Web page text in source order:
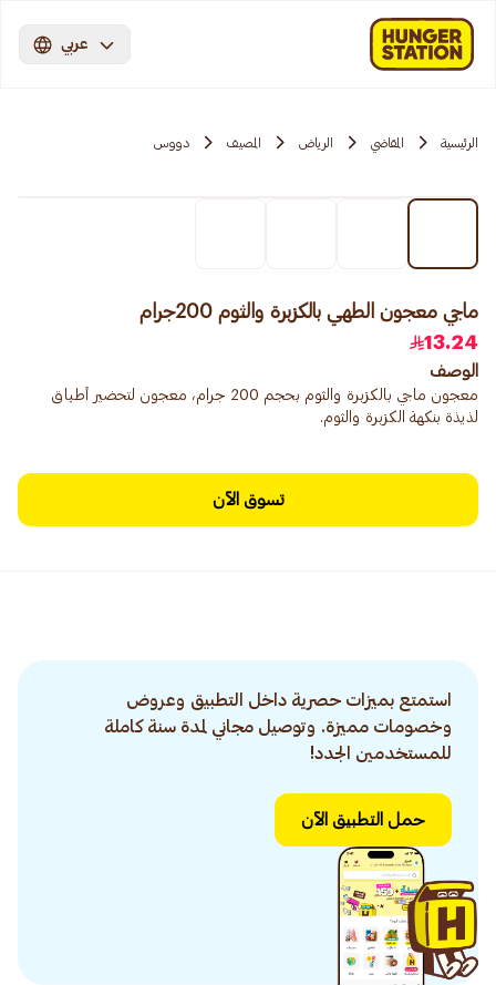
عربي
الرئيسية المقاضي الرياض المصيف دووس
ماجي معجون الطهي بالكزبرة والثوم 200جرام
13.24
الوصف
معجون ماجي بالكزبرة والثوم بحجم 200 جرام، معجون لتحضير أطباق
لذيذة بنكهة الكزبرة والثوم.
تسوق الآن
استمتع بميزات حصرية داخل التطبيق وعروض
وخصومات مميزة. وتوصيل مجاني لمدة سنة كاملة
للمستخدمين الجدد!
حمل التطبيق الآن